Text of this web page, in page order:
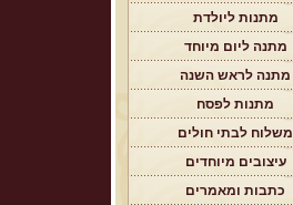
מתנות ליולדת
מתנה ליום מיוחד
מתנה לראש השנה
מתנות לפסח
משלוח לבתי חולים
עיצובים מיוחדים
כתבות ומאמרים